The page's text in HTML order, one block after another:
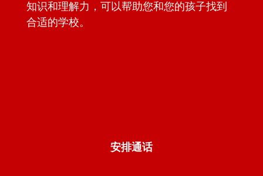
知识和理解力，可以帮助您和您的孩子找到
合适的学校。
安排通话